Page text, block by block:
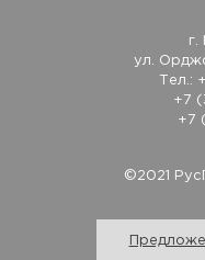
©2021
г.
ул.
Тел.:
+7
+7